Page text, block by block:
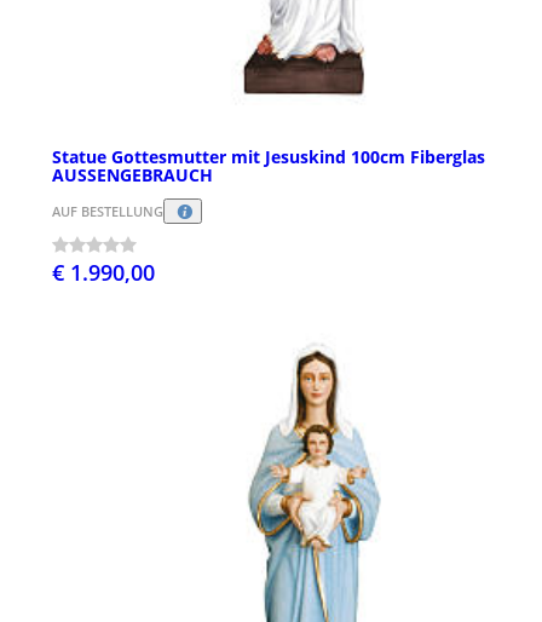
Statue Gottesmutter mit Jesuskind 100cm Fiberglas
AUSSENGEBRAUCH
AUF BESTELLUNG
€ 1.990,00